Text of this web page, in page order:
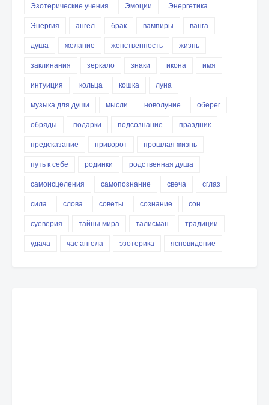
Эзотерические учения
Эмоции
Энергетика
Энергия
ангел брак вампиры
ванга
душа
желание женственность
жизнь
заклинания
зеркало знаки икона
имя
интуиция
кольца кошка
луна
музыка для души
мысли новолуние
оберег
обряды
подарки подсознание
праздник
предсказание
приворот
прошлая жизнь
путь к себе
родинки
родственная душа
самоисцеления
самопознание свеча
сглаз
сила
слова советы сознание
сон
суеверия
тайны мира талисман
традиции
удача
час ангела эзотерика ясновидение